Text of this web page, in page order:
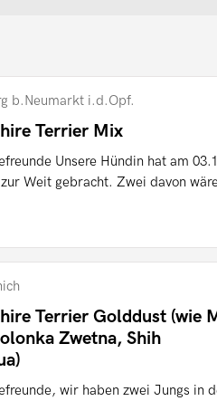
b.Neumarkt i.d.Opf.
Terrier Mix
Unsere Hündin hat am
Weit gebracht. Zwei davon
Terrier Golddust (wie
Zwetna, Shih
wir haben zwei Jungs in